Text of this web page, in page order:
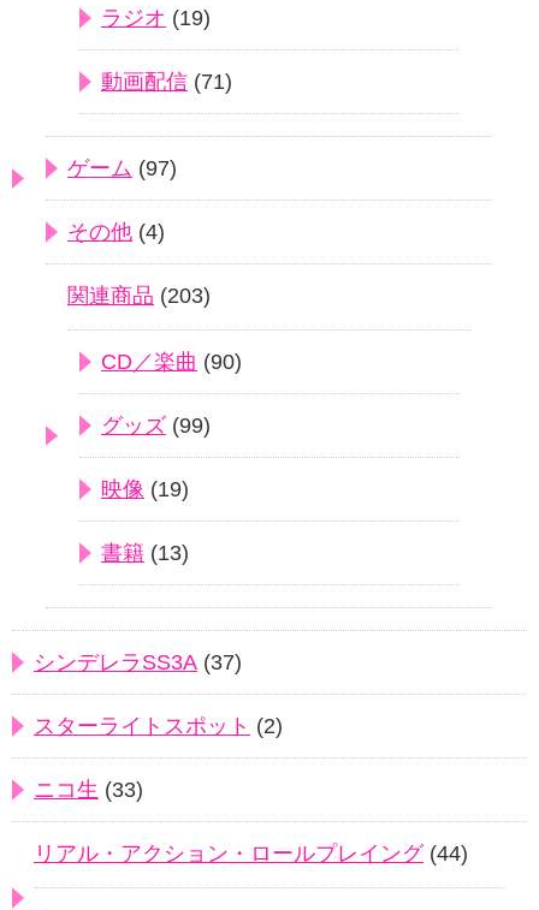
ラジオ (19)
動画配信 (71)
ゲーム (97)
その他 (4)
関連商品 (203)
CD／楽曲 (90)
グッズ (99)
映像 (19)
書籍 (13)
シンデレラSS3A (37)
スターライトスポット (2)
ニコ生 (33)
リアル・アクション・ロールプレイング(44)